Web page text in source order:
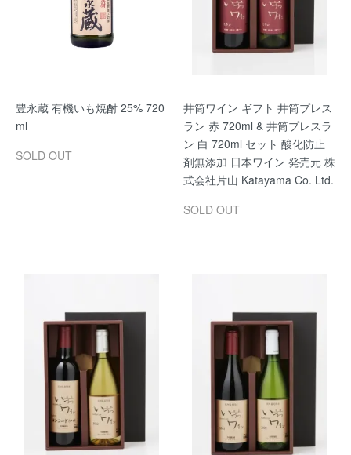
豊永蔵 有機いも焼酎 25% 720
ml
SOLD OUT
井筒ワイン ギフト 井筒プレス
ラン 赤 720ml & 井筒プレスラ
ン 白 720ml セット 酸化防止
剤無添加 日本ワイン 発売元 株
式会社片山 Katayama Co. Ltd.
SOLD OUT